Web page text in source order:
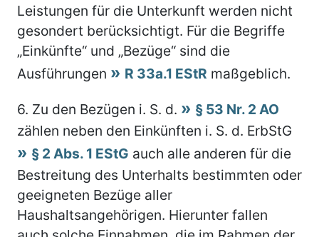
Leistungen für die Unterkunft werden nicht
gesondert berücksichtigt. Für die Begriffe
„Einkünfte“ und „Bezüge“ sind die
Ausführungen
R 33a.1 EStR maßgeblich.
6. Zu den Bezügen i. S. d.
§ 53 Nr. 2 AO
zählen neben den Einkünften i. S. d. ErbStG
§ 2 Abs. 1 EStG auch alle anderen für die
Bestreitung des Unterhalts bestimmten oder
geeigneten Bezüge aller
Haushaltsangehörigen. Hierunter fallen